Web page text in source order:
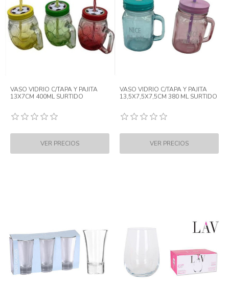
VASO VIDRIO C/TAPA Y PAJITA
13X7CM 400ML SURTIDO
VASO VIDRIO C/TAPA Y PAJITA
13,5X7,5X7,5CM 380 ML SURTIDO